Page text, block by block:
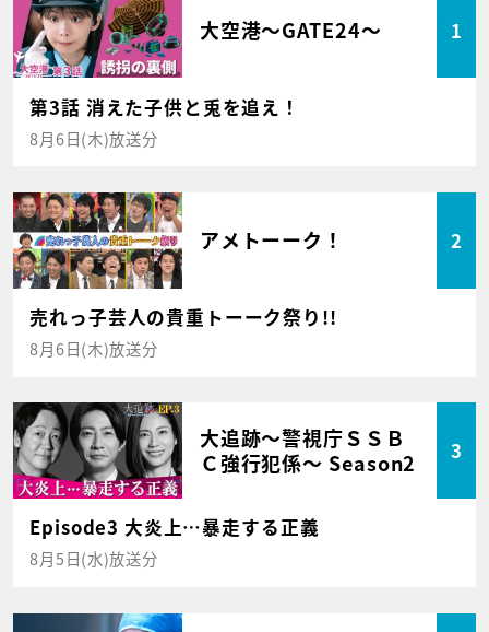
大空港～GATE24～ 1
第3話 消えた子供と兎を追え！
8月6日(木)放送分
アメトーーク！ 2
売れっ子芸人の貴重トーーク祭り!!
8月6日(木)放送分
大追跡～警視庁ＳＳＢ
Ｃ強行犯係～ Season2
3
Episode3 大炎上…暴走する正義
8月5日(水)放送分